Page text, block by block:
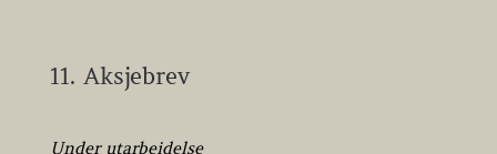
11. Aksjebrev
Under utarbeidelse